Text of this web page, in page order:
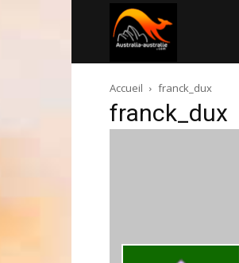
australie.com
Accueil franck_dux
franck_dux